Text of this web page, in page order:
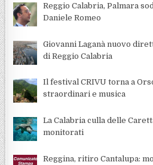
Reggio Calabria, Palmara
Daniele Romeo
Giovanni Laganà nuovo
di Reggio Calabria
Il festival CRIVU torna a
straordinari e musica
La Calabria culla delle
monitorati
Reggina, ritiro Cantalupa: